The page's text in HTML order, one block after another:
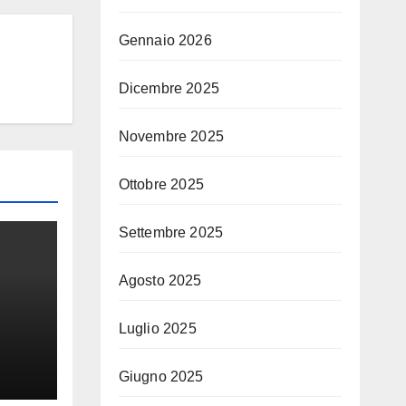
Gennaio 2026
Dicembre 2025
Novembre 2025
Ottobre 2025
Settembre 2025
Agosto 2025
Luglio 2025
Giugno 2025